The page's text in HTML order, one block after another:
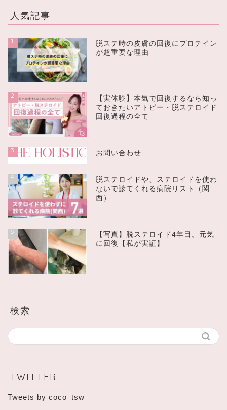
人気記事
1
脱ステ時の皮膚の回復にプロテイン
が超重要な理由
2
【実体験】本気で回復するなら知っ
ておきたいアトピー・脱ステロイド
回復過程の全て
3 お問い合わせ
4
脱ステロイドや、ステロイドを使わ
ないで診てくれる病院リスト（関
西）
5
【写真】脱ステロイド4年目。元気
に回復【私が実証】
検索
TWITTER
Tweets by coco_tsw